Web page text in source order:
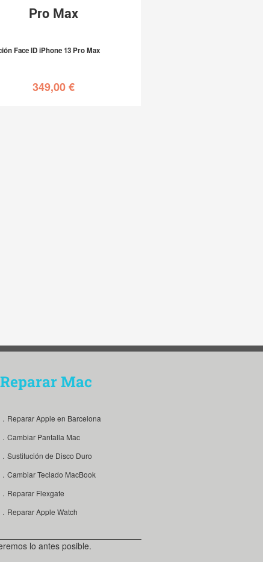
Pro Max
Face ID iPhone 13 Pro Max
349,00€
Reparar Mac
．Reparar Apple en Barcelona
．Cambiar Pantalla Mac
．Sustitución de Disco Duro
．Cambiar Teclado MacBook
．Reparar Flexgate
．Reparar Apple Watch
lo antes posible.